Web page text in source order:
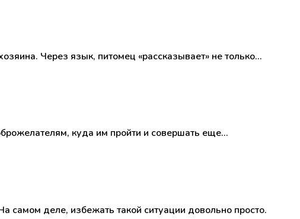
Через язык, питомец «рассказывает» не только…
куда им пройти и совершать еще…
самом деле, избежать такой ситуации довольно просто.